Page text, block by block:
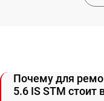
Почему для
5.6 IS STM стоит